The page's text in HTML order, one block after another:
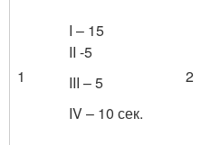
1
I – 15
II -5
III – 5
IV – 10 сек.
2